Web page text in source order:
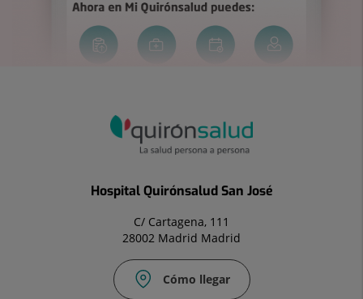
Hospital Quirónsalud San José
C/ Cartagena, 111
28002 Madrid Madrid
Cómo llegar